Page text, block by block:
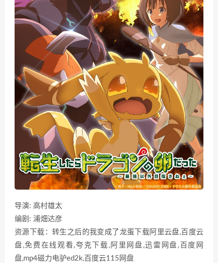
导演: 高村雄太
编剧: 浦畑达彦
资源下载：转生之后的我变成了龙蛋下载阿里云盘,百度云
盘,免费在线观看,夸克下载,阿里网盘,迅雷网盘,百度网
盘,mp4磁力电驴ed2k,百度云115网盘